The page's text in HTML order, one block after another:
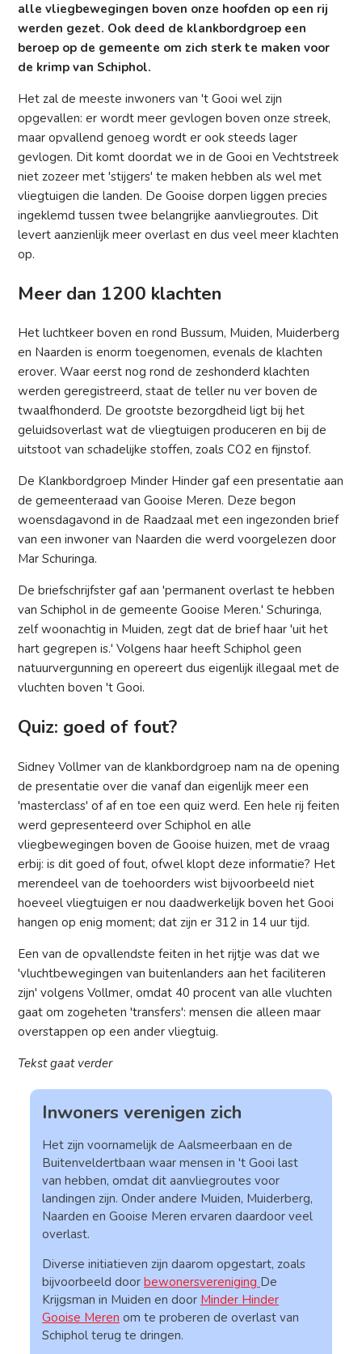
alle vliegbewegingen boven onze hoofden op een rij
werden gezet. Ook deed de klankbordgroep een
beroep op de gemeente om zich sterk te maken voor
de krimp van Schiphol.
Het zal de meeste inwoners van 't Gooi wel zijn
opgevallen: er wordt meer gevlogen boven onze streek,
maar opvallend genoeg wordt er ook steeds lager
gevlogen. Dit komt doordat we in de Gooi en Vechtstreek
niet zozeer met 'stijgers' te maken hebben als wel met
vliegtuigen die landen. De Gooise dorpen liggen precies
ingeklemd tussen twee belangrijke aanvliegroutes. Dit
levert aanzienlijk meer overlast en dus veel meer klachten
op.
Meer dan 1200 klachten
Het luchtkeer boven en rond Bussum, Muiden, Muiderberg
en Naarden is enorm toegenomen, evenals de klachten
erover. Waar eerst nog rond de zeshonderd klachten
werden geregistreerd, staat de teller nu ver boven de
twaalfhonderd. De grootste bezorgdheid ligt bij het
geluidsoverlast wat de vliegtuigen produceren en bij de
uitstoot van schadelijke stoffen, zoals CO2 en fijnstof.
De Klankbordgroep Minder Hinder gaf een presentatie aan
de gemeenteraad van Gooise Meren. Deze begon
woensdagavond in de Raadzaal met een ingezonden brief
van een inwoner van Naarden die werd voorgelezen door
Mar Schuringa.
De briefschrijfster gaf aan 'permanent overlast te hebben
van Schiphol in de gemeente Gooise Meren.' Schuringa,
zelf woonachtig in Muiden, zegt dat de brief haar 'uit het
hart gegrepen is.' Volgens haar heeft Schiphol geen
natuurvergunning en opereert dus eigenlijk illegaal met de
vluchten boven 't Gooi.
Quiz: goed of fout?
Sidney Vollmer van de klankbordgroep nam na de opening
de presentatie over die vanaf dan eigenlijk meer een
'masterclass' of af en toe een quiz werd. Een hele rij feiten
werd gepresenteerd over Schiphol en alle
vliegbewegingen boven de Gooise huizen, met de vraag
erbij: is dit goed of fout, ofwel klopt deze informatie? Het
merendeel van de toehoorders wist bijvoorbeeld niet
hoeveel vliegtuigen er nou daadwerkelijk boven het Gooi
hangen op enig moment; dat zijn er 312 in 14 uur tijd.
Een van de opvallendste feiten in het rijtje was dat we
'vluchtbewegingen van buitenlanders aan het faciliteren
zijn' volgens Vollmer, omdat 40 procent van alle vluchten
gaat om zogeheten 'transfers': mensen die alleen maar
overstappen op een ander vliegtuig.
Tekst gaat verder
Inwoners verenigen zich
Het zijn voornamelijk de Aalsmeerbaan en de
Buitenveldertbaan waar mensen in 't Gooi last
van hebben, omdat dit aanvliegroutes voor
landingen zijn. Onder andere Muiden, Muiderberg,
Naarden en Gooise Meren ervaren daardoor veel
overlast.
Diverse initiatieven zijn daarom opgestart, zoals
bijvoorbeeld door bewonersvereniging De
Krijgsman in Muiden en door Minder Hinder
Gooise Meren om te proberen de overlast van
Schiphol terug te dringen.